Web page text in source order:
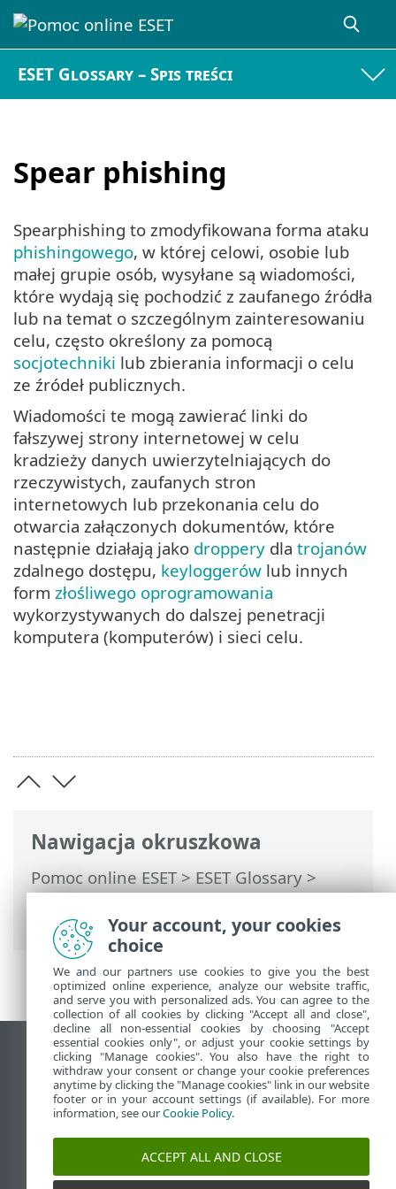
ESET Glossary – Spis treści
Spear phishing
Nawigacja okruszkowa
Pomoc online ESET>ESET Glossary>
Zagrożenia związane z pocztą e-mail>
Ataki typu „phishing”> Spear phishing
Spearphishing to zmodyfikowana forma ataku
phishingowego, w której celowi, osobie lub
małej grupie osób, wysyłane są wiadomości,
które wydają się pochodzić z zaufanego źródła
lub na temat o szczególnym zainteresowaniu
celu, często określony za pomocą
socjotechniki lub zbierania informacji o celu
ze źródeł publicznych.
Wiadomości te mogą zawierać linki do
fałszywej strony internetowej w celu
kradzieży danych uwierzytelniających do
rzeczywistych, zaufanych stron
internetowych lub przekonania celu do
otwarcia załączonych dokumentów, które
następnie działają jako droppery dla trojanów
zdalnego dostępu, keyloggerów lub innych
form złośliwego oprogramowania
wykorzystywanych do dalszej penetracji
komputera (komputerów) i sieci celu.
Wyświetl witrynę internetową dla
komputerów
End of Life
Baza wiedzy ESET
Forum ESET
ESET Status Portal
Your account, your cookies
choice
We and our partners use cookies to give you the best
optimized online experience, analyze our website traffic,
and serve you with personalized ads. You can agree to the
collection of all cookies by clicking "Accept all and close",
decline all non-essential cookies by choosing "Accept
essential cookies only", or adjust your cookie settings by
clicking "Manage cookies". You also have the right to
withdraw your consent or change your cookie preferences
anytime by clicking the "Manage cookies" link in our website
footer or in your account settings (if available). For more
information, see ourCookie Policy.
ACCEPT ALL AND CLOSE